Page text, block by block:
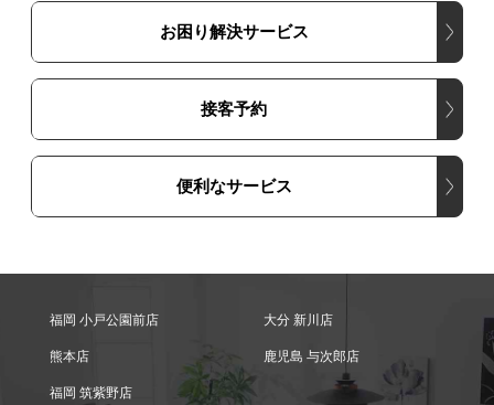
お困り解決サービス
接客予約
便利なサービス
福岡 小戸公園前店 大分 新川店
熊本店 鹿児島 与次郎店
福岡 筑紫野店